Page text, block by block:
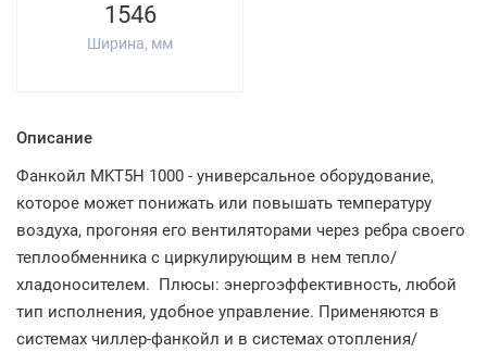
1546
Ширина, мм
Описание
Фанкойл MKT5H 1000 - универсальное оборудование,
которое может понижать или повышать температуру
воздуха, прогоняя его вентиляторами через ребра своего
теплообменника с циркулирующим в нем тепло/
хладоносителем. Плюсы: энергоэффективность, любой
тип исполнения, удобное управление. Применяются в
системах чиллер-фанкойл и в системах отопления/